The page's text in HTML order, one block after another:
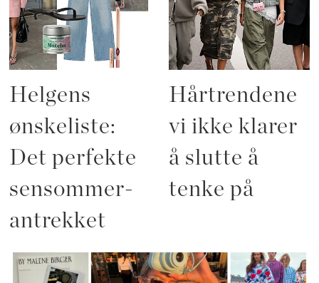
Helgens
ønskeliste:
Det perfekte
sensommer-
antrekket
Hårtrendene
vi ikke klarer
å slutte å
tenke på